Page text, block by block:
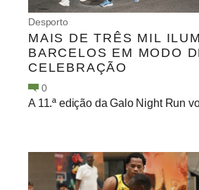
Desporto
MAIS DE TRÊS MIL
BARCELOS EM MODO
CELEBRAÇÃO
0
A 11.ª edição da Galo Night Run